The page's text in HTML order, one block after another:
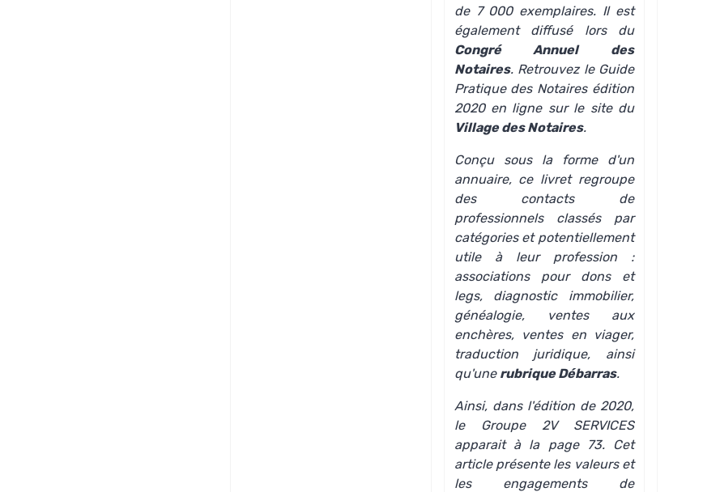
de 7 000 exemplaires. Il est
également diffusé lors du
Congré Annuel des
Notaires. Retrouvez le Guide
Pratique des Notaires édition
2020en ligne sur le site du
Village des Notaires.
Conçu sous la forme d'un
annuaire, ce livret regroupe
des contacts de
professionnels classés par
catégories et potentiellement
utile à leur profession :
associations pour dons et
legs, diagnostic immobilier,
généalogie, ventes aux
enchères, ventes en viager,
traduction juridique, ainsi
qu'une rubrique Débarras.
Ainsi, dans l'édition de 2020,
le Groupe 2V SERVICES
apparait à la page 73. Cet
article présente les valeurs et
les engagementsde